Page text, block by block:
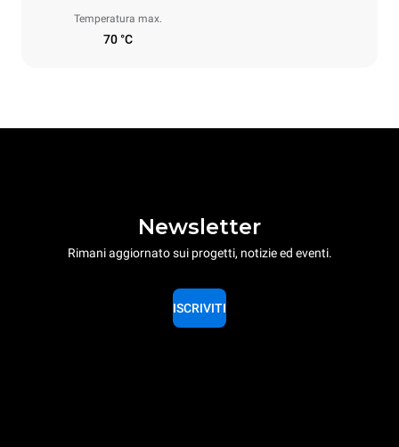
Temperatura max.
70 °C
Newsletter
Rimani aggiornato sui progetti, notizie ed eventi.
ISCRIVITI